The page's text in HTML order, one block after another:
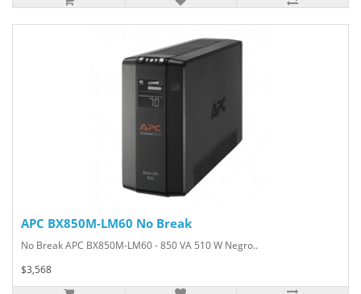
APC BX850M-LM60 No Break
No Break APC BX850M-LM60 - 850 VA 510 W Negro..
$3,568